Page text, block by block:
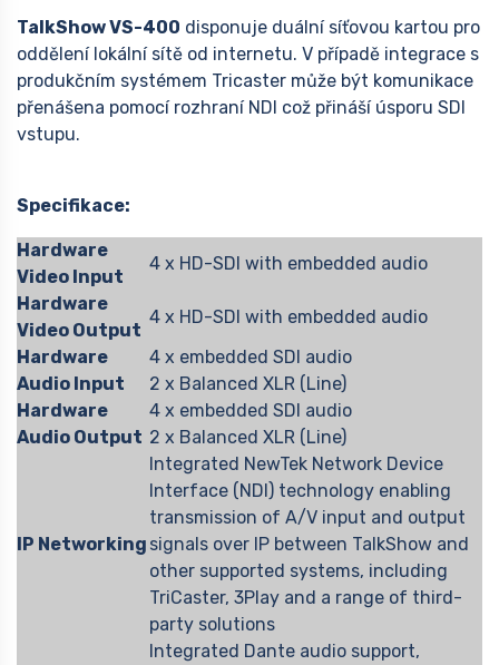
TalkShow VS-400 disponuje duální síťovou kartou pro
oddělení lokální sítě od internetu. V případě integrace s
produkčním systémem Tricaster může být komunikace
přenášena pomocí rozhraní NDI což přináší úsporu SDI
vstupu.
Specifikace:
Hardware
Video Input
4 x HD-SDI with embedded audio
Hardware
Video Output
4 x HD-SDI with embedded audio
Hardware
Audio Input
4 x embedded SDI audio
2 x Balanced XLR (Line)
Hardware
Audio Output
4 x embedded SDI audio
2 x Balanced XLR (Line)
IP Networking
Integrated NewTek Network Device
Interface (NDI) technology enabling
transmission of A/V input and output
signals over IP between TalkShow and
other supported systems, including
TriCaster, 3Play and a range of third-
party solutions
Integrated Dante audio support,